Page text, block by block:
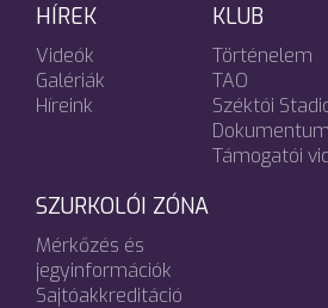
HÍREK
Videók
Galériák
Híreink
KLUB
Történelem
TAO
Széktói
Támogatói
SZURKOLÓI ZÓNA
Mérkőzés és
jegyinformációk
Sajtóakkreditáció